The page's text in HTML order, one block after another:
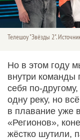
Телешоу "Звёзды 2".
Но в этом году
внутри команды
себя по-
одну реку, но
в плавание уже
«Регионов»,
жёстко шутили,